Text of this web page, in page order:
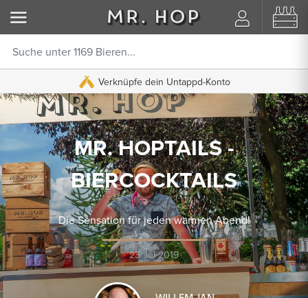
Verknüpfe dein Untappd-Konto
MR. HOPTAILS -
BIERCOCKTAILS
Die Sensation für jeden warmen Abend!
23 Jul 2019